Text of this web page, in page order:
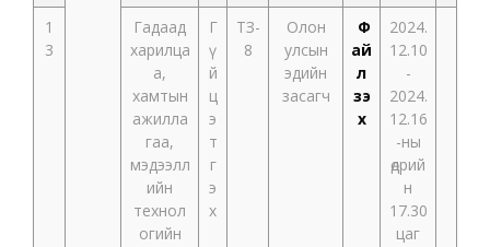
1
3
Гадаад
харилца
а,
хамтын
ажилла
гаа,
мэдээлл
ийн
технол
огийн
Г
ү
й
ц
э
т
г
э
х
ТЗ-
8
Олон
улсын
эдийн
засагч
Ф
ай
л
үзэ
х
2024.
12.10
-
2024.
12.16
-ны
өдрий
н
17.30
цаг